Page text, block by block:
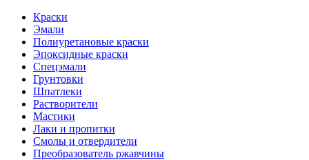
Краски
Эмали
Полиуретановые краски
Эпоксидные краски
Спецэмали
Грунтовки
Шпатлеки
Растворители
Мастики
Лаки и пропитки
Смолы и отвердители
Преобразователь ржавчины